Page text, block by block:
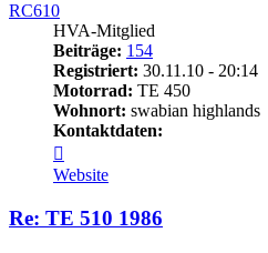
RC610
HVA-Mitglied
Beiträge: 154
Registriert: 30.11.10 - 20:14
Motorrad: TE 450
Wohnort: swabian highlands
Kontaktdaten:
von
RC610
Website
Re: TE 510 1986